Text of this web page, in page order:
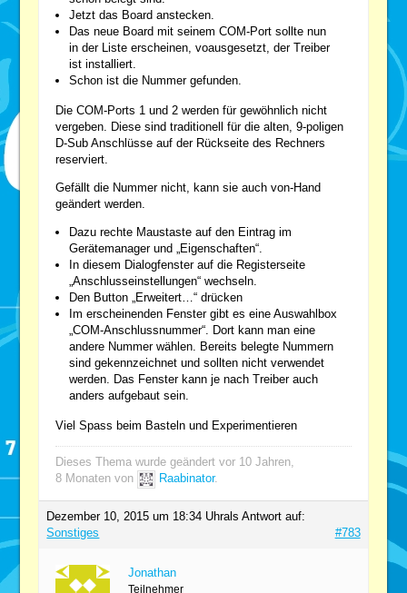
Jetzt das Board anstecken.
Das neue Board mit seinem COM-Port sollte nun
in der Liste erscheinen, voausgesetzt, der Treiber
ist installiert.
Schon ist die Nummer gefunden.
Die COM-Ports 1 und 2 werden für gewöhnlich nicht
vergeben. Diese sind traditionell für die alten, 9-poligen
D-Sub Anschlüsse auf der Rückseite des Rechners
reserviert.
Gefällt die Nummer nicht, kann sie auch von-Hand
geändert werden.
Dazu rechte Maustaste auf den Eintrag im
Gerätemanager und „Eigenschaften“.
In diesem Dialogfenster auf die Registerseite
„Anschlusseinstellungen“ wechseln.
Den Button „Erweitert…“ drücken
Im erscheinenden Fenster gibt es eine Auswahlbox
„COM-Anschlussnummer“. Dort kann man eine
andere Nummer wählen. Bereits belegte Nummern
sind gekennzeichnet und sollten nicht verwendet
werden. Das Fenster kann je nach Treiber auch
anders aufgebaut sein.
Viel Spass beim Basteln und Experimentieren
Dieses Thema wurde geändert vor 10 Jahren,
8 Monaten von
Raabinator.
Dezember 10, 2015 um 18:34 Uhrals Antwort auf:
Sonstiges
#783
Jonathan
Teilnehmer